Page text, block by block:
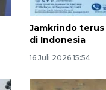
Jamkrindo
di Indonesia
16 Juli 2026 15:54